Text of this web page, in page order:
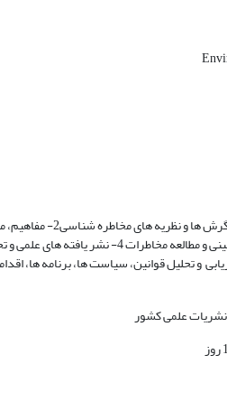
بررسی و ارزیابی ایدئولوژی، نگرش ­ها و
شناسی و تکنیک­ های مربوط به کاهش مخاطرات 3- پیش بینی و مطالعه
بر رفتار انسان و رفتار ساختار محیط 5- ارزیابی و تحلیل قوانین، سیاست­ ها،